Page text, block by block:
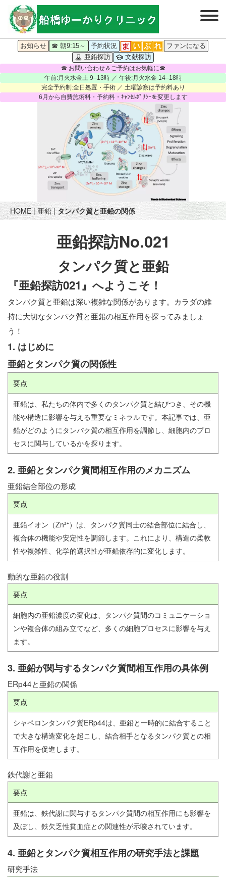
お知らせ ☎ 朝9:15～ 予約状況
ファンになる
亜鉛探訪
文献探訪
☎ お問い合わせ＆ご予約はお気軽に☎
午前:月火水金土 9–13時 ／ 午後:月火水金 14–18時
完全予約制:全日処置・手術 ／ 土曜診察は予約料あり
6月から自費施術料・予約料・ｷｬﾝｾﾙﾎﾟﾘｼｰを変更します
HOME|亜鉛|タンパク質と亜鉛の関係
亜鉛探訪No.021
タンパク質と亜鉛
『亜鉛探訪021』へようこそ！
タンパク質と亜鉛は深い複雑な関係があります。カラダの維
持に大切なタンパク質と亜鉛の相互作用を探ってみましょ
う！
1. はじめに
亜鉛とタンパク質の関係性
要点
亜鉛は、私たちの体内で多くのタンパク質と結びつき、その機
能や構造に影響を与える重要なミネラルです。本記事では、亜
鉛がどのようにタンパク質の相互作用を調節し、細胞内のプロ
セスに関与しているかを探ります。
2. 亜鉛とタンパク質間相互作用のメカニズム
亜鉛結合部位の形成
要点
亜鉛イオン（Zn²⁺）は、タンパク質同士の結合部位に結合し、
複合体の機能や安定性を調節します。これにより、構造の柔軟
性や複雑性、化学的選択性が亜鉛依存的に変化します。
動的な亜鉛の役割
要点
細胞内の亜鉛濃度の変化は、タンパク質間のコミュニケーショ
ンや複合体の組み立てなど、多くの細胞プロセスに影響を与え
ます。
3. 亜鉛が関与するタンパク質間相互作用の具体例
ERp44と亜鉛の関係
要点
シャペロンタンパク質ERp44は、亜鉛と一時的に結合すること
で大きな構造変化を起こし、結合相手となるタンパク質との相
互作用を促進します。
鉄代謝と亜鉛
要点
亜鉛は、鉄代謝に関与するタンパク質間の相互作用にも影響を
及ぼし、鉄欠乏性貧血症との関連性が示唆されています。
4. 亜鉛とタンパク質相互作用の研究手法と課題
研究手法